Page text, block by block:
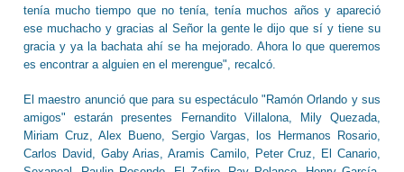
tenía mucho tiempo que no tenía, tenía muchos años y apareció
ese muchacho y gracias al Señor la gente le dijo que sí y tiene su
gracia y ya la bachata ahí se ha mejorado. Ahora lo que queremos
es encontrar a alguien en el merengue", recalcó.
El maestro anunció que para su espectáculo "Ramón Orlando y sus
amigos" estarán presentes Fernandito Villalona, Mily Quezada,
Miriam Cruz, Alex Bueno, Sergio Vargas, los Hermanos Rosario,
Carlos David, Gaby Arias, Aramis Camilo, Peter Cruz, El Canario,